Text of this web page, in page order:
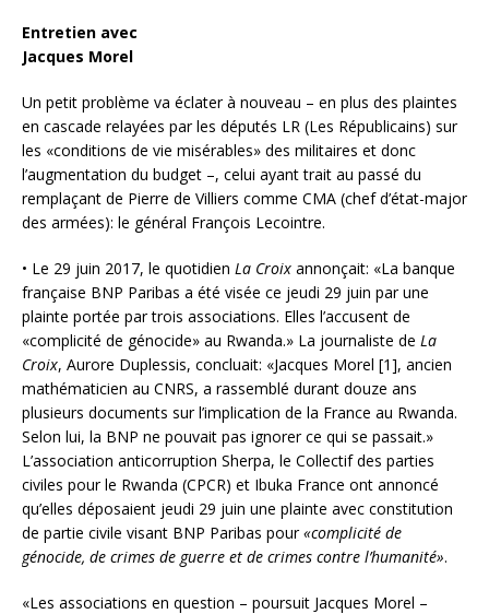
Entretien avec
Jacques Morel
Un petit problème va éclater à nouveau – en plus des plaintes
en cascade relayées par les députés LR (Les Républicains) sur
les «conditions de vie misérables» des militaires et donc
l’augmentation du budget –, celui ayant trait au passé du
remplaçant de Pierre de Villiers comme CMA (chef d’état-major
des armées): le général François Lecointre.
• Le 29 juin 2017, le quotidien La Croix annonçait: «La banque
française BNP Paribas a été visée ce jeudi 29 juin par une
plainte portée par trois associations. Elles l’accusent de
«complicité de génocide» au Rwanda.» La journaliste de La
Croix, Aurore Duplessis, concluait: «Jacques Morel [1], ancien
mathématicien au CNRS, a rassemblé durant douze ans
plusieurs documents sur l’implication de la France au Rwanda.
Selon lui, la BNP ne pouvait pas ignorer ce qui se passait.»
L’association anticorruption Sherpa, le Collectif des parties
civiles pour le Rwanda (CPCR) et Ibuka France ont annoncé
qu’elles déposaient jeudi 29 juin une plainte avec constitution
de partie civile visant BNP Paribas pour«complicité de
génocide, de crimes de guerre et de crimes contre l’humanité».
«Les associations en question – poursuit Jacques Morel –